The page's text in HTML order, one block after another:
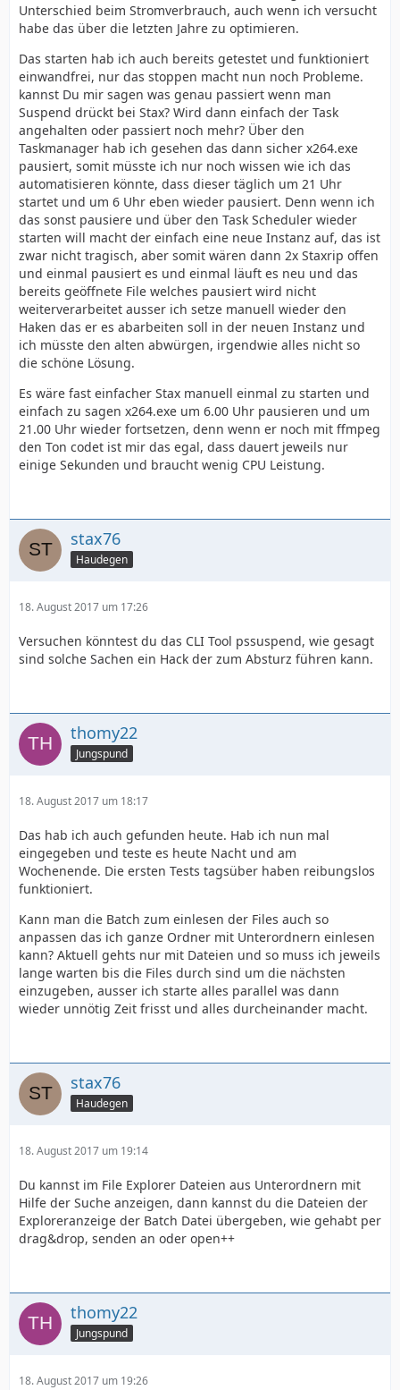
Unterschied beim Stromverbrauch, auch wenn ich versucht
habe das über die letzten Jahre zu optimieren.
Das starten hab ich auch bereits getestet und funktioniert
einwandfrei, nur das stoppen macht nun noch Probleme.
kannst Du mir sagen was genau passiert wenn man
Suspend drückt bei Stax? Wird dann einfach der Task
angehalten oder passiert noch mehr? Über den
Taskmanager hab ich gesehen das dann sicher x264.exe
pausiert, somit müsste ich nur noch wissen wie ich das
automatisieren könnte, dass dieser täglich um 21 Uhr
startet und um 6 Uhr eben wieder pausiert. Denn wenn ich
das sonst pausiere und über den Task Scheduler wieder
starten will macht der einfach eine neue Instanz auf, das ist
zwar nicht tragisch, aber somit wären dann 2x Staxrip offen
und einmal pausiert es und einmal läuft es neu und das
bereits geöffnete File welches pausiert wird nicht
weiterverarbeitet ausser ich setze manuell wieder den
Haken das er es abarbeiten soll in der neuen Instanz und
ich müsste den alten abwürgen, irgendwie alles nicht so
die schöne Lösung.
Es wäre fast einfacher Stax manuell einmal zu starten und
einfach zu sagen x264.exe um 6.00 Uhr pausieren und um
21.00 Uhr wieder fortsetzen, denn wenn er noch mit ffmpeg
den Ton codet ist mir das egal, dass dauert jeweils nur
einige Sekunden und braucht wenig CPU Leistung.
stax76
Haudegen
18. August 2017 um 17:26
Versuchen könntest du das CLI Tool pssuspend, wie gesagt
sind solche Sachen ein Hack der zum Absturz führen kann.
thomy22
Jungspund
18. August 2017 um 18:17
Das hab ich auch gefunden heute. Hab ich nun mal
eingegeben und teste es heute Nacht und am
Wochenende. Die ersten Tests tagsüber haben reibungslos
funktioniert.
Kann man die Batch zum einlesen der Files auch so
anpassen das ich ganze Ordner mit Unterordnern einlesen
kann? Aktuell gehts nur mit Dateien und so muss ich jeweils
lange warten bis die Files durch sind um die nächsten
einzugeben, ausser ich starte alles parallel was dann
wieder unnötig Zeit frisst und alles durcheinander macht.
stax76
Haudegen
18. August 2017 um 19:14
Du kannst im File Explorer Dateien aus Unterordnern mit
Hilfe der Suche anzeigen, dann kannst du die Dateien der
Exploreranzeige der Batch Datei übergeben, wie gehabt per
drag&drop, senden an oder open++
thomy22
Jungspund
18. August 2017 um 19:26